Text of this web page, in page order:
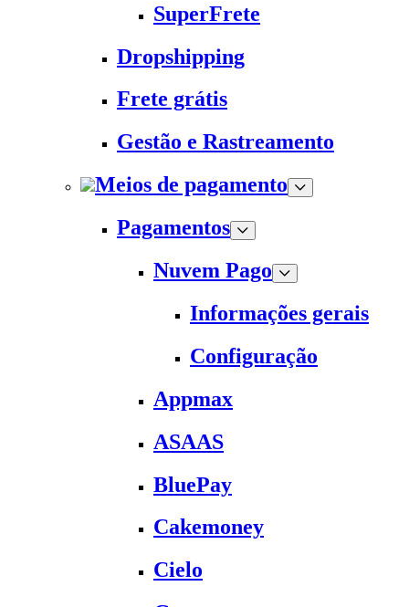
SuperFrete
Dropshipping
Frete grátis
Gestão e Rastreamento
Meios de pagamento
Pagamentos
Nuvem Pago
Informações gerais
Configuração
Appmax
ASAAS
BluePay
Cakemoney
Cielo